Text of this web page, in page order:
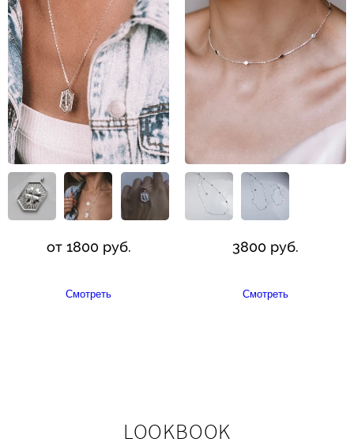
от 1800 руб.
Смотреть
3800 руб.
Смотреть
LOOKBOOK